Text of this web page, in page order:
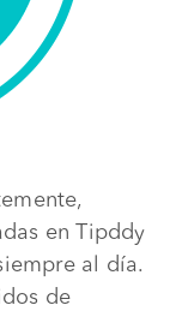
en Tipddy
al día.
de